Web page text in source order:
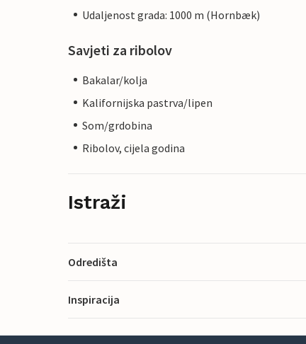
Udaljenost grada: 1000 m (Hornbæk)
Savjeti za ribolov
Bakalar/kolja
Kalifornijska pastrva/lipen
Som/grdobina
Ribolov, cijela godina
Istraži
Odredišta
Inspiracija